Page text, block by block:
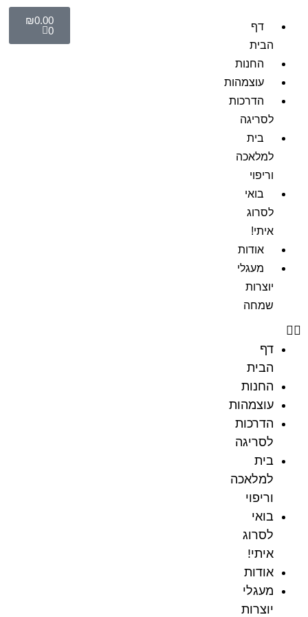
דף
הבית
החנות
עוצמהות
הדרכות
לסריגה
בית
למלאכה
וריפוי
בואי
לסרוג
איתי!
אודות
מעגלי
יוצרות
שמחה
דף
הבית
החנות
עוצמהות
הדרכות
לסריגה
בית
למלאכה
וריפוי
בואי
לסרוג
איתי!
אודות
מעגלי
יוצרות
₪0.00
0